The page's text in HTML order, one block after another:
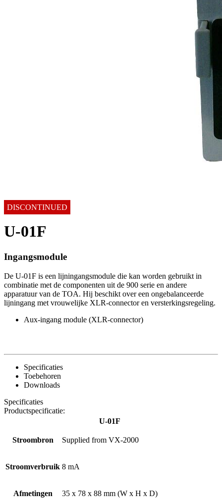
DISCONTINUED
U-01F
Ingangsmodule
De U-01F is een lijningangsmodule die kan worden gebruikt in
combinatie met de componenten uit de 900 serie en andere
apparatuur van de TOA. Hij beschikt over een ongebalanceerde
lijningang met vrouwelijke XLR-connector en versterkingsregeling.
Aux-ingang module (XLR-connector)
Specificaties
Toebehoren
Downloads
Specificaties
Productspecificatie:
U-01F
Stroombron Supplied from VX-2000
Stroomverbruik 8 mA
Afmetingen 35 x 78 x 88 mm (W x H x D)